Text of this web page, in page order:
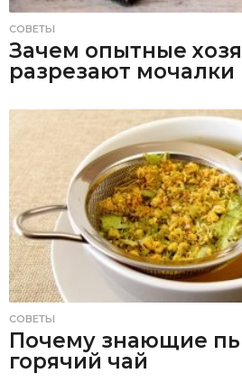
СОВЕТЫ
Зачем опытные
разрезают
СОВЕТЫ
Почему знающие
горячий чай